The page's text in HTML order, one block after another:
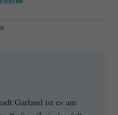
Garland ist es am